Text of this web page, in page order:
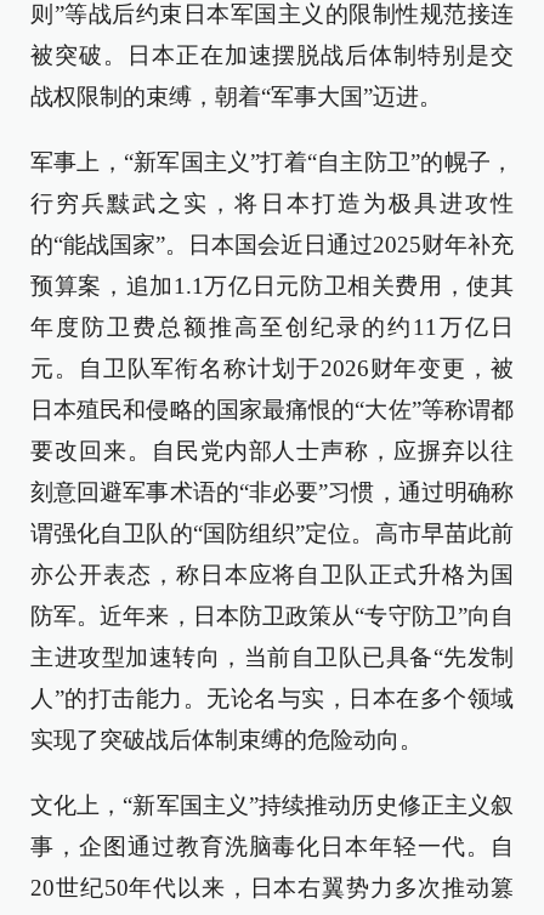
则”等战后约束日本军国主义的限制性规范接连
被突破。日本正在加速摆脱战后体制特别是交
战权限制的束缚，朝着“军事大国”迈进。
军事上，“新军国主义”打着“自主防卫”的幌子，
行穷兵黩武之实，将日本打造为极具进攻性
的“能战国家”。日本国会近日通过2025财年补充
预算案，追加1.1万亿日元防卫相关费用，使其
年度防卫费总额推高至创纪录的约11万亿日
元。自卫队军衔名称计划于2026财年变更，被
日本殖民和侵略的国家最痛恨的“大佐”等称谓都
要改回来。自民党内部人士声称，应摒弃以往
刻意回避军事术语的“非必要”习惯，通过明确称
谓强化自卫队的“国防组织”定位。高市早苗此前
亦公开表态，称日本应将自卫队正式升格为国
防军。近年来，日本防卫政策从“专守防卫”向自
主进攻型加速转向，当前自卫队已具备“先发制
人”的打击能力。无论名与实，日本在多个领域
实现了突破战后体制束缚的危险动向。
文化上，“新军国主义”持续推动历史修正主义叙
事，企图通过教育洗脑毒化日本年轻一代。自
20世纪50年代以来，日本右翼势力多次推动篡